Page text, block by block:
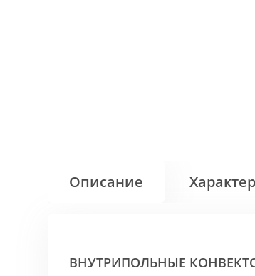
Описание
ВНУТРИПОЛЬНЫЕ